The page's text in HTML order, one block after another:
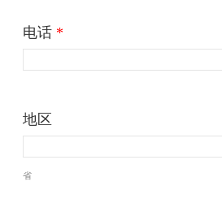
电话 *
地区
省